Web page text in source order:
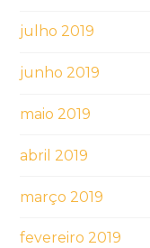
julho 2019
junho 2019
maio 2019
abril 2019
março 2019
fevereiro 2019